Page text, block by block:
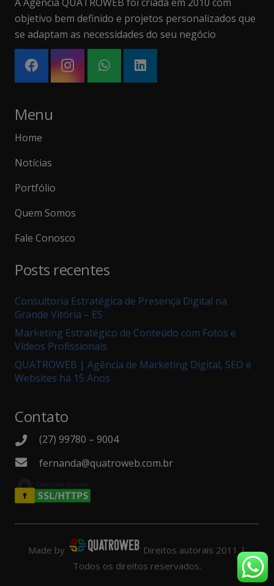
objetivo bem definido e projetos personalizados que
se adaptam as necessidades do seu negócio
Menu
Home
Notícias
Portfólio
Quem Somos
Fale Conosco
Posts recentes
Consultoria Estratégica de Presença Digital na
Grande Vitória – ES
Marketing Estratégico de Conteúdo com Fotos e
Vídeos Profissionais
QUATROWEB | Agência de Marketing Digital, SEO e
Websites há 15 Anos
Contato
(27) 99780 – 9004
fernanda@quatroweb.com.br
Made by
Direitos autorais 2011 |
Todos os direitos reservados.